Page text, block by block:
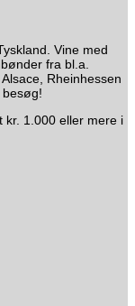
Vine med
fra bl.a.
Rheinhessen
kr. 1.000 eller mere i